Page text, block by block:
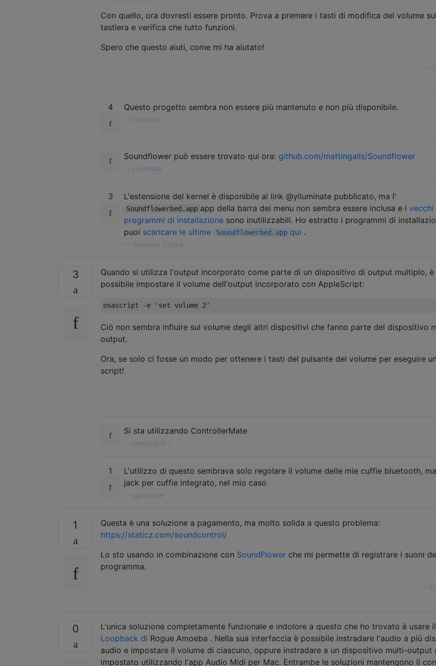
Con quello, ora dovresti essere pronto. Prova a premere i tasti di modifica del volume
tastiera e verifica che tutto funzioni.
Spero che questo aiuti, come mi ha aiutato!
4 Questo progetto sembra non essere più mantenuto e non più disponibile.
AnthonyW,
Soundflower può essere trovato qui ora: github.com/mattingalls/Soundflower
ylluminate
3 L'estensione del kernel è disponibile al link @ylluminate pubblicato, ma l'
Soundflowerbed.app app della barra dei menu non sembra essere inclusa e i vecchi
programmi di installazione sono inutilizzabili. Ho estratto i programmi di
puoi scaricare le ultime Soundflowerbed.app qui .
Alexander O'Mara,
3
Quando si utilizza l'output incorporato come parte di un dispositivo di output multiplo, è
possibile impostare il volume dell'output incorporato con AppleScript:
Ciò non sembra influire sul volume degli altri dispositivi che fanno parte del dispositivo
output.
Ora, se solo ci fosse un modo per ottenere i tasti del pulsante del volume per eseguire
script!
Si sta utilizzando ControllerMate
theonlygusti l'
1
L'utilizzo di questo sembrava solo regolare il volume delle mie cuffie bluetooth,
jack per cuffie integrato, nel mio caso
uglycoyote
1
Questa è una soluzione a pagamento, ma molto solida a questo problema:
https://staticz.com/soundcontrol/
Lo sto usando in combinazione con SoundFlower che mi permette di registrare i suoni
programma.
0
L'unica soluzione completamente funzionale e indolore a questo che ho trovato è usare il
Loopback di Rogue Amoeba . Nella sua interfaccia è possibile instradare l'audio a più
audio e impostare il volume di ciascuno, oppure instradare a un dispositivo multi-output
impostato utilizzando l'app Audio Midi per Mac. Entrambe le soluzioni mantengono il